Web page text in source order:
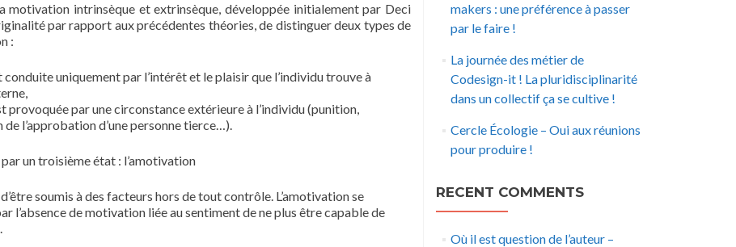
motivation intrinsèque et extrinsèque, développée initialement par Deci
par rapport aux précédentes théories, de distinguer deux types de
:
conduite uniquement par l’intérêt et le plaisir que l’individu trouve à
provoquée par une circonstance extérieure à l’individu (punition,
l’approbation d’une personne tierce…).
un troisième état : l’amotivation
soumis à des facteurs hors de tout contrôle. L’amotivation se
l’absence de motivation liée au sentiment de ne plus être capable de
makers : une préférence à passer
par le faire !
La journée des métier de
Codesign-it ! La pluridisciplinarité
dans un collectif ça se cultive !
Cercle Écologie – Oui aux réunions
pour produire !
RECENT COMMENTS
Où il est question de l’auteur –